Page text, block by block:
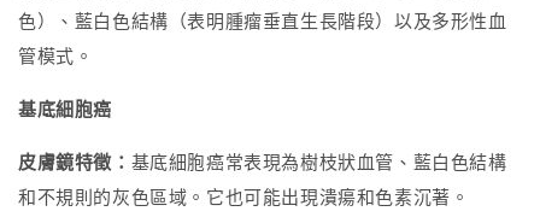
色）、藍白色結構（表明腫瘤垂直生長階段）以及多形性血
管模式。
基底細胞癌
皮膚鏡特徵： 基底細胞癌常表現為樹枝狀血管、藍白色結構
和不規則的灰色區域。它也可能出現潰瘍和色素沉著。